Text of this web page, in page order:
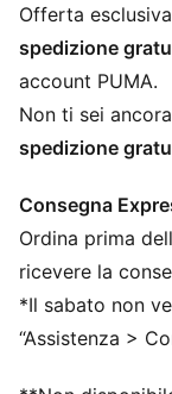
Materiale in pile
Lunghezza
Cappuccio
Tasca a marsupio
Loghi PUMA
Offerta
spedizione
account PUMA.
Non ti sei
spedizione
Consegna
Ordina prima
ricevere la
*Il sabato non
“Assistenza >